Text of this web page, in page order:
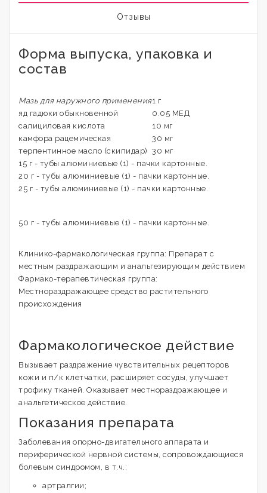
Отзывы
Форма выпуска, упаковка и
состав
Мазь для наружного применения1 г
яд гадюки обыкновенной
0.05 МЕД
салициловая кислота
10 мг
камфора рацемическая
30 мг
терпентинное масло (скипидар) 30 мг
15 г - тубы алюминиевые (1) - пачки картонные.
20 г - тубы алюминиевые (1) - пачки картонные.
25 г - тубы алюминиевые (1) - пачки картонные.
50 г - тубы алюминиевые (1) - пачки картонные.
Клинико-фармакологическая группа: Препарат с
местным раздражающим и анальгезирующим действием
Фармако-терапевтическая группа:
Местнораздражающее средство растительного
происхождения
Фармакологическое действие
Вызывает раздражение чувствительных рецепторов
кожи и п/к клетчатки, расширяет сосуды, улучшает
трофику тканей. Оказывает местнораздражающее и
анальгетическое действие.
Показания препарата
Заболевания опорно-двигательного аппарата и
периферической нервной системы, сопровождающиеся
болевым синдромом, в т.ч.:
артралгии;